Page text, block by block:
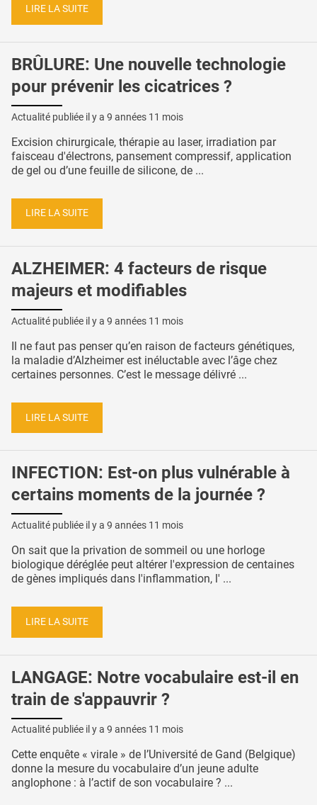
LIRE LA SUITE
BRÛLURE: Une nouvelle technologie
pour prévenir les cicatrices ?
Actualité publiée il y a 9 années 11 mois
Excision chirurgicale, thérapie au laser, irradiation par
faisceau d'électrons, pansement compressif, application
de gel ou d’une feuille de silicone, de ...
LIRE LA SUITE
ALZHEIMER: 4 facteurs de risque
majeurs et modifiables
Actualité publiée il y a 9 années 11 mois
Il ne faut pas penser qu’en raison de facteurs génétiques,
la maladie d’Alzheimer est inéluctable avec l’âge chez
certaines personnes. C’est le message délivré ...
LIRE LA SUITE
INFECTION: Est-on plus vulnérable à
certains moments de la journée ?
Actualité publiée il y a 9 années 11 mois
On sait que la privation de sommeil ou une horloge
biologique déréglée peut altérer l'expression de centaines
de gènes impliqués dans l'inflammation, l' ...
LIRE LA SUITE
LANGAGE: Notre vocabulaire est-il en
train de s'appauvrir ?
Actualité publiée il y a 9 années 11 mois
Cette enquête « virale » de l’Université de Gand (Belgique)
donne la mesure du vocabulaire d’un jeune adulte
anglophone : à l’actif de son vocabulaire ? ...